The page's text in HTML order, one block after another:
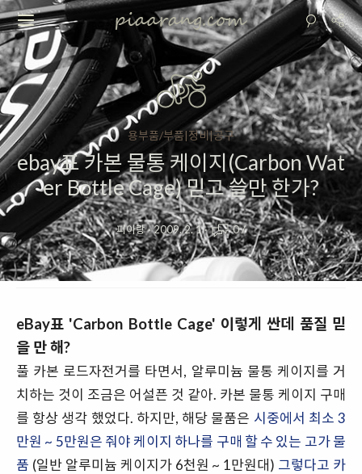
용부품/부품|정비|공구
ebay표 카본 물통 케이지(Carbon Wat
er Bottle Cage) 믿고 쓸만 한가?
피아랑·2009. 2. 1· 0/
eBay표 'Carbon Bottle Cage' 이렇게 싼데 품질 믿
을 만 해?
풀 카본 로드자전거를 타면서, 알루미늄 물통 케이지를 거
치하는 것이 조금은 어설픈 것 같아. 카본 물통 케이지 구매
를 항상 생각 했었다. 하지만, 해당 물품은 시중에서 최소 3
만원 ~ 5만원은 줘야 케이지 하나를 구매 할 수 있는 고가 물
품 (일반 알루미늄 케이지가 6천원 ~ 1만원대) 그렇다고 카